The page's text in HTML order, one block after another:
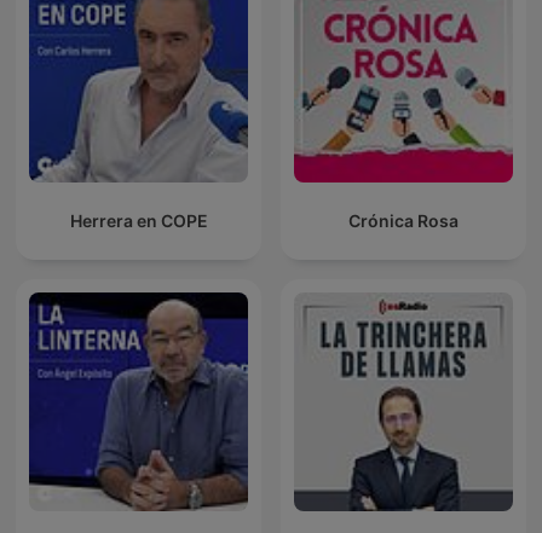
Herrera en COPE Crónica Rosa